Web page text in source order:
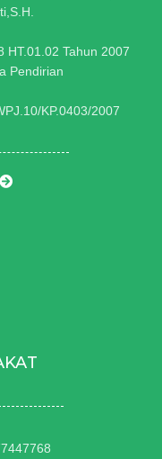
HT.01.02 Tahun 2007
Pendirian
KP.0403/2007